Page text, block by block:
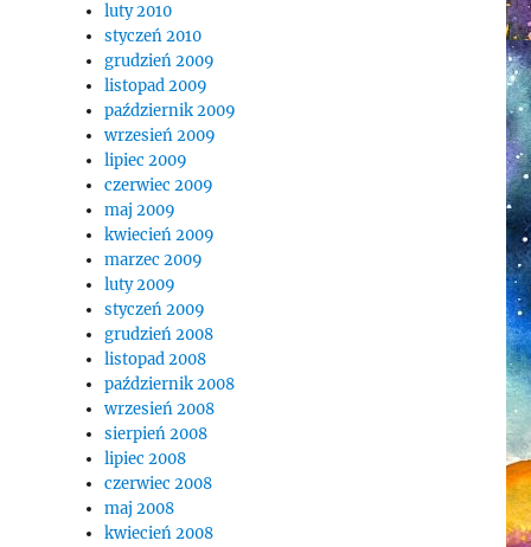
luty 2010
styczeń 2010
grudzień 2009
listopad 2009
październik 2009
wrzesień 2009
lipiec 2009
czerwiec 2009
maj 2009
kwiecień 2009
marzec 2009
luty 2009
styczeń 2009
grudzień 2008
listopad 2008
październik 2008
wrzesień 2008
sierpień 2008
lipiec 2008
czerwiec 2008
maj 2008
kwiecień 2008